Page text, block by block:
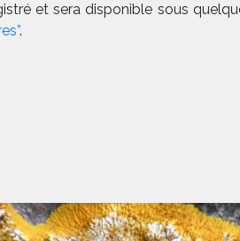
et sera disponible sous
.